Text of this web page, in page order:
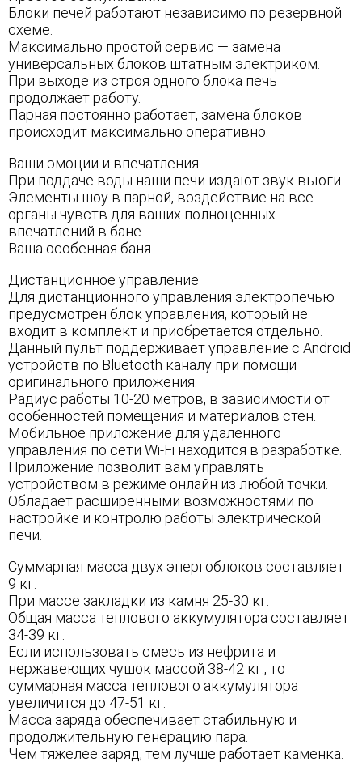
Блоки печей работают независимо по резервной
схеме.
Максимально простой сервис — замена
универсальных блоков штатным электриком.
При выходе из строя одного блока печь
продолжает работу.
Парная постоянно работает, замена блоков
происходит максимально оперативно.
Ваши эмоции и впечатления
При поддаче воды наши печи издают звук вьюги.
Элементы шоу в парной, воздействие на все
органы чувств для ваших полноценных
впечатлений в бане.
Ваша особенная баня.
Дистанционное управление
Для дистанционного управления электропечью
предусмотрен блок управления, который не
входит в комплект и приобретается отдельно.
Данный пульт поддерживает управление с Android
устройств по Bluеtooth каналу при помощи
оригинального приложения.
Радиус работы 10-20 метров, в зависимости от
особенностей помещения и материалов стен.
Мобильное приложение для удаленного
управления по сети Wi-Fi находится в разработке.
Приложение позволит вам управлять
устройством в режиме онлайн из любой точки.
Обладает расширенными возможностями по
настройке и контролю работы электрической
печи.
Суммарная масса двух энергоблоков составляет
9 кг.
При массе закладки из камня 25-30 кг.
Общая масса теплового аккумулятора составляет
34-39 кг.
Если использовать смесь из нефрита и
нержавеющих чушок массой 38-42 кг., то
суммарная масса теплового аккумулятора
увеличится до 47-51 кг.
Масса заряда обеспечивает стабильную и
продолжительную генерацию пара.
Чем тяжелее заряд, тем лучше работает каменка.